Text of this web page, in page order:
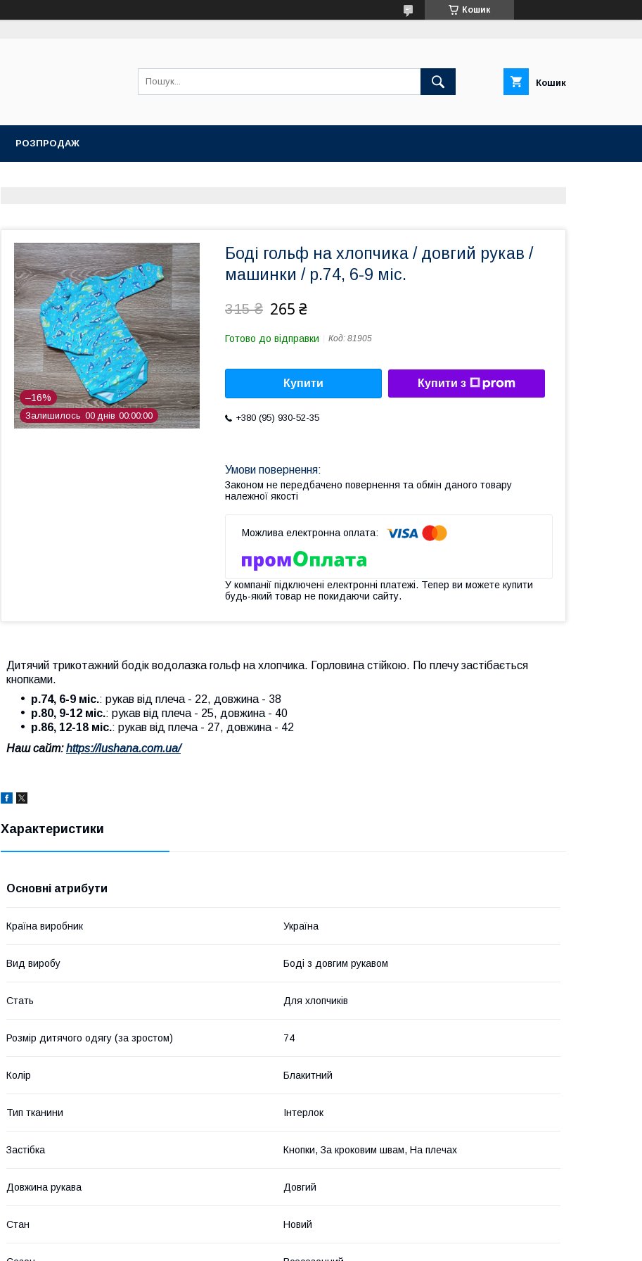
Кошик
Кошик
РОЗПРОДАЖ
–16%
Залишилось 00 днів 00 00 00
Боді гольф на хлопчика / довгий рукав /
машинки / р.74, 6-9 міс.
315 ₴ 265 ₴
Готово до відправки Код: 81905
Купити Купити з
+380 (95) 930-52-35
Законом не передбачено повернення та обмін даного товару
належної якості
У компанії підключені електронні платежі. Тепер ви можете купити
будь-який товар не покидаючи сайту.
Дитячий трикотажний бодік водолазка гольф на хлопчика. Горловина стійкою. По плечу застібається
кнопками.
р.74, 6-9 міс.: рукав від плеча - 22, довжина - 38
р.80, 9-12 міс.: рукав від плеча - 25, довжина - 40
р.86, 12-18 міс.: рукав від плеча - 27, довжина - 42
Наш сайт:https://lushana.com.ua/
Характеристики
Основні атрибути
Країна виробник Україна
Вид виробу Боді з довгим рукавом
Стать Для хлопчиків
Розмір дитячого одягу (за зростом) 74
Колір Блакитний
Тип тканини Інтерлок
Застібка Кнопки, За кроковим швам, На плечах
Довжина рукава Довгий
Стан Новий